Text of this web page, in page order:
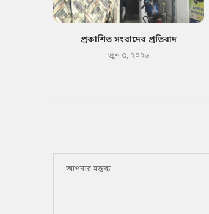
প্রকাশিত সংবাদের প্রতিবাদ
জুন ৫, ২০২৬